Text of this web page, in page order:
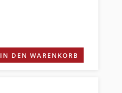
IN DEN WARENKORB